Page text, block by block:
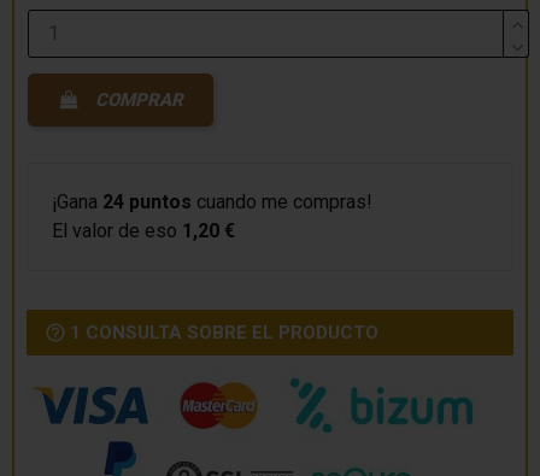
COMPRAR
¡Gana 24 puntos cuando me compras!
El valor de eso 1,20 €
1 CONSULTA SOBRE EL PRODUCTO